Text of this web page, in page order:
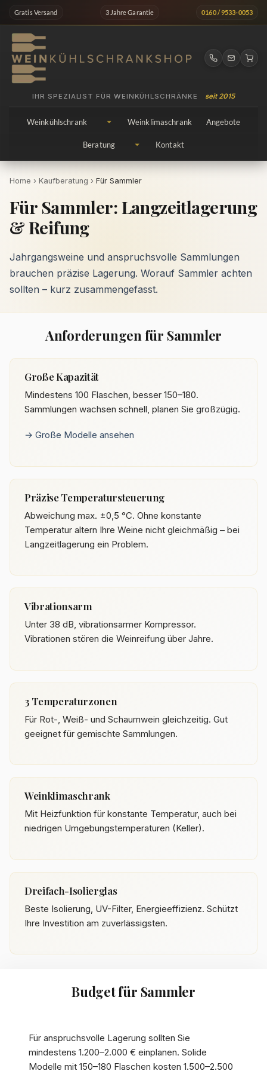
springen
Gratis Versand 3 Jahre Garantie 0160 / 9533-0053
IHR SPEZIALIST FÜR WEINKÜHLSCHRÄNKE seit 2015
Weinkühlschrank Weinklimaschrank Angebote
Beratung Kontakt
Home › Kaufberatung › Für Sammler
Für Sammler: Langzeitlagerung
& Reifung
Jahrgangsweine und anspruchsvolle Sammlungen
brauchen präzise Lagerung. Worauf Sammler achten
sollten – kurz zusammengefasst.
Anforderungen für Sammler
Große Kapazität
Mindestens 100 Flaschen, besser 150–180.
Sammlungen wachsen schnell, planen Sie großzügig.
→ Große Modelle ansehen
Präzise Temperatursteuerung
Abweichung max. ±0,5 °C. Ohne konstante
Temperatur altern Ihre Weine nicht gleichmäßig – bei
Langzeitlagerung ein Problem.
Vibrationsarm
Unter 38 dB, vibrationsarmer Kompressor.
Vibrationen stören die Weinreifung über Jahre.
3 Temperaturzonen
Für Rot-, Weiß- und Schaumwein gleichzeitig. Gut
geeignet für gemischte Sammlungen.
Weinklimaschrank
Mit Heizfunktion für konstante Temperatur, auch bei
niedrigen Umgebungstemperaturen (Keller).
Dreifach-Isolierglas
Beste Isolierung, UV-Filter, Energieeffizienz. Schützt
Ihre Investition am zuverlässigsten.
Budget für Sammler
Für anspruchsvolle Lagerung sollten Sie
mindestens 1.200–2.000 € einplanen. Solide
Modelle mit 150–180 Flaschen kosten 1.500–2.500